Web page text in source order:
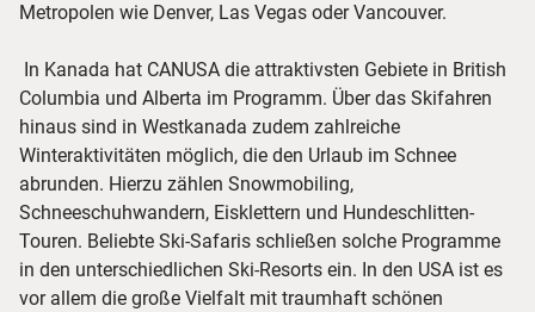
Metropolen wie Denver, Las Vegas oder Vancouver.
In Kanada hat CANUSA die attraktivsten Gebiete in British
Columbia und Alberta im Programm. Über das Skifahren
hinaus sind in Westkanada zudem zahlreiche
Winteraktivitäten möglich, die den Urlaub im Schnee
abrunden. Hierzu zählen Snowmobiling,
Schneeschuhwandern, Eisklettern und Hundeschlitten-
Touren. Beliebte Ski-Safaris schließen solche Programme
in den unterschiedlichen Ski-Resorts ein. In den USA ist es
vor allem die große Vielfalt mit traumhaft schönen